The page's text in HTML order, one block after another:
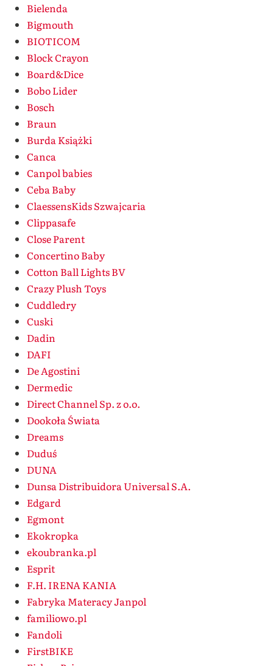
Bielenda
Bigmouth
BIOTICOM
Block Crayon
Board&Dice
Bobo Lider
Bosch
Braun
Burda Książki
Canca
Canpol babies
Ceba Baby
ClaessensKids Szwajcaria
Clippasafe
Close Parent
Concertino Baby
Cotton Ball Lights BV
Crazy Plush Toys
Cuddledry
Cuski
Dadin
DAFI
De Agostini
Dermedic
Direct Channel Sp. z o.o.
Dookoła Świata
Dreams
Duduś
DUNA
Dunsa Distribuidora Universal S.A.
Edgard
Egmont
Ekokropka
ekoubranka.pl
Esprit
F.H. IRENA KANIA
Fabryka Materacy Janpol
familiowo.pl
Fandoli
FirstBIKE